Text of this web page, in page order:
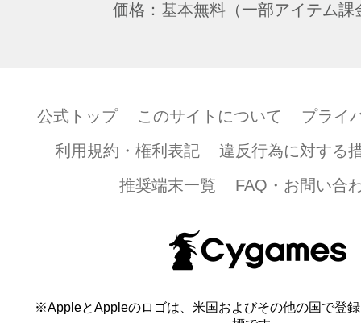
価格：基本無料（一部アイテム課
公式トップ このサイトについて
プライ
利用規約・権利表記
違反行為に対する
推奨端末一覧
FAQ・お問い合
※AppleとAppleのロゴは、米国およびその他の国で登